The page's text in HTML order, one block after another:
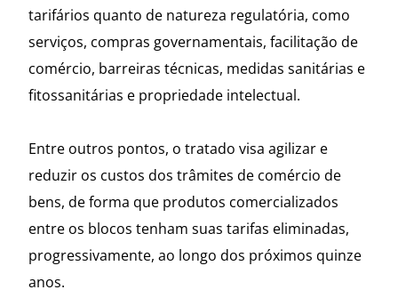
tarifários quanto de natureza regulatória, como
serviços, compras governamentais, facilitação de
comércio, barreiras técnicas, medidas sanitárias e
fitossanitárias e propriedade intelectual.
Entre outros pontos, o tratado visa agilizar e
reduzir os custos dos trâmites de comércio de
bens, de forma que produtos comercializados
entre os blocos tenham suas tarifas eliminadas,
progressivamente, ao longo dos próximos quinze
anos.